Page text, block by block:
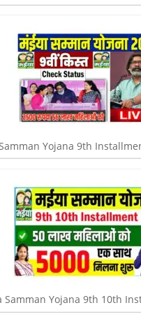
Yojana 9th
Samman Yojana 9th 10th